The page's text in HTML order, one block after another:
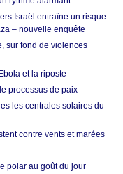
Israël entraîne un risque
– nouvelle enquête
sur fond de violences
et la riposte
processus de paix
les centrales solaires du
contre vents et marées
polar au goût du jour